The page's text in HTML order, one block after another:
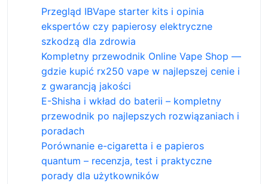
Przegląd IBVape starter kits i opinia
ekspertów czy papierosy elektryczne
szkodzą dla zdrowia
Kompletny przewodnik Online Vape Shop —
gdzie kupić rx250 vape w najlepszej cenie i
z gwarancją jakości
E-Shisha i wkład do baterii – kompletny
przewodnik po najlepszych rozwiązaniach i
poradach
Porównanie e-cigaretta i e papieros
quantum – recenzja, test i praktyczne
porady dla użytkowników